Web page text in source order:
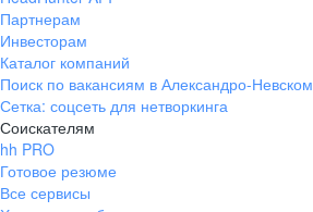
Партнерам
Инвесторам
Каталог компаний
Поиск по вакансиям в Александро-Невском
Сетка: соцсеть для нетворкинга
Соискателям
hh PRO
Готовое резюме
Все сервисы